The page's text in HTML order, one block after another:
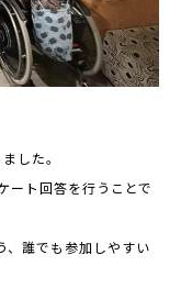
した。
ート回答を行うことで
、誰でも参加しやすい